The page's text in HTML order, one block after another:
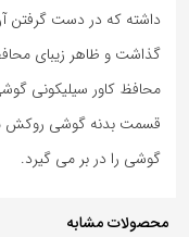
داشته که در دست گرفتن
گذاشت و ظاهر زیبای
قسمت بدنه گوشی روکش
گوشی را در بر می گیرد.
محصولات مشابه